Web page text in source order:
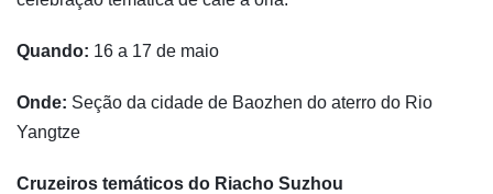
Quando: 16 a 17 de maio
Onde: Seção da cidade de Baozhen do aterro do Rio
Yangtze
Cruzeiros temáticos do Riacho Suzhou